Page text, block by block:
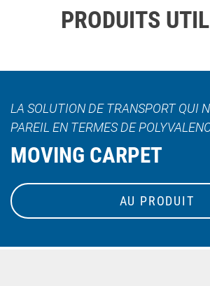
PRODUITS
LA SOLUTION DE TRANSPORT QUI
PAREIL EN TERMES DE
MOVING CARPET
AU PRODUIT